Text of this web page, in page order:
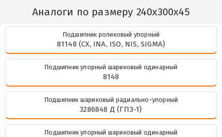
Аналоги по размеру 240x300x45
Подшипник роликовый упорный
81148 (CX, INA, ISO, NIS, SIGMA)
Подшипник упорный шариковый одинарный
8148
Подшипник шариковый радиально-упорный
3286848 Д (ГПЗ-1)
Подшипник упорный шариковый одинарный